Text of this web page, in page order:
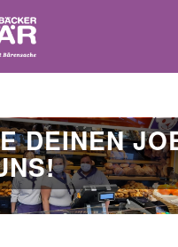
DEINEN